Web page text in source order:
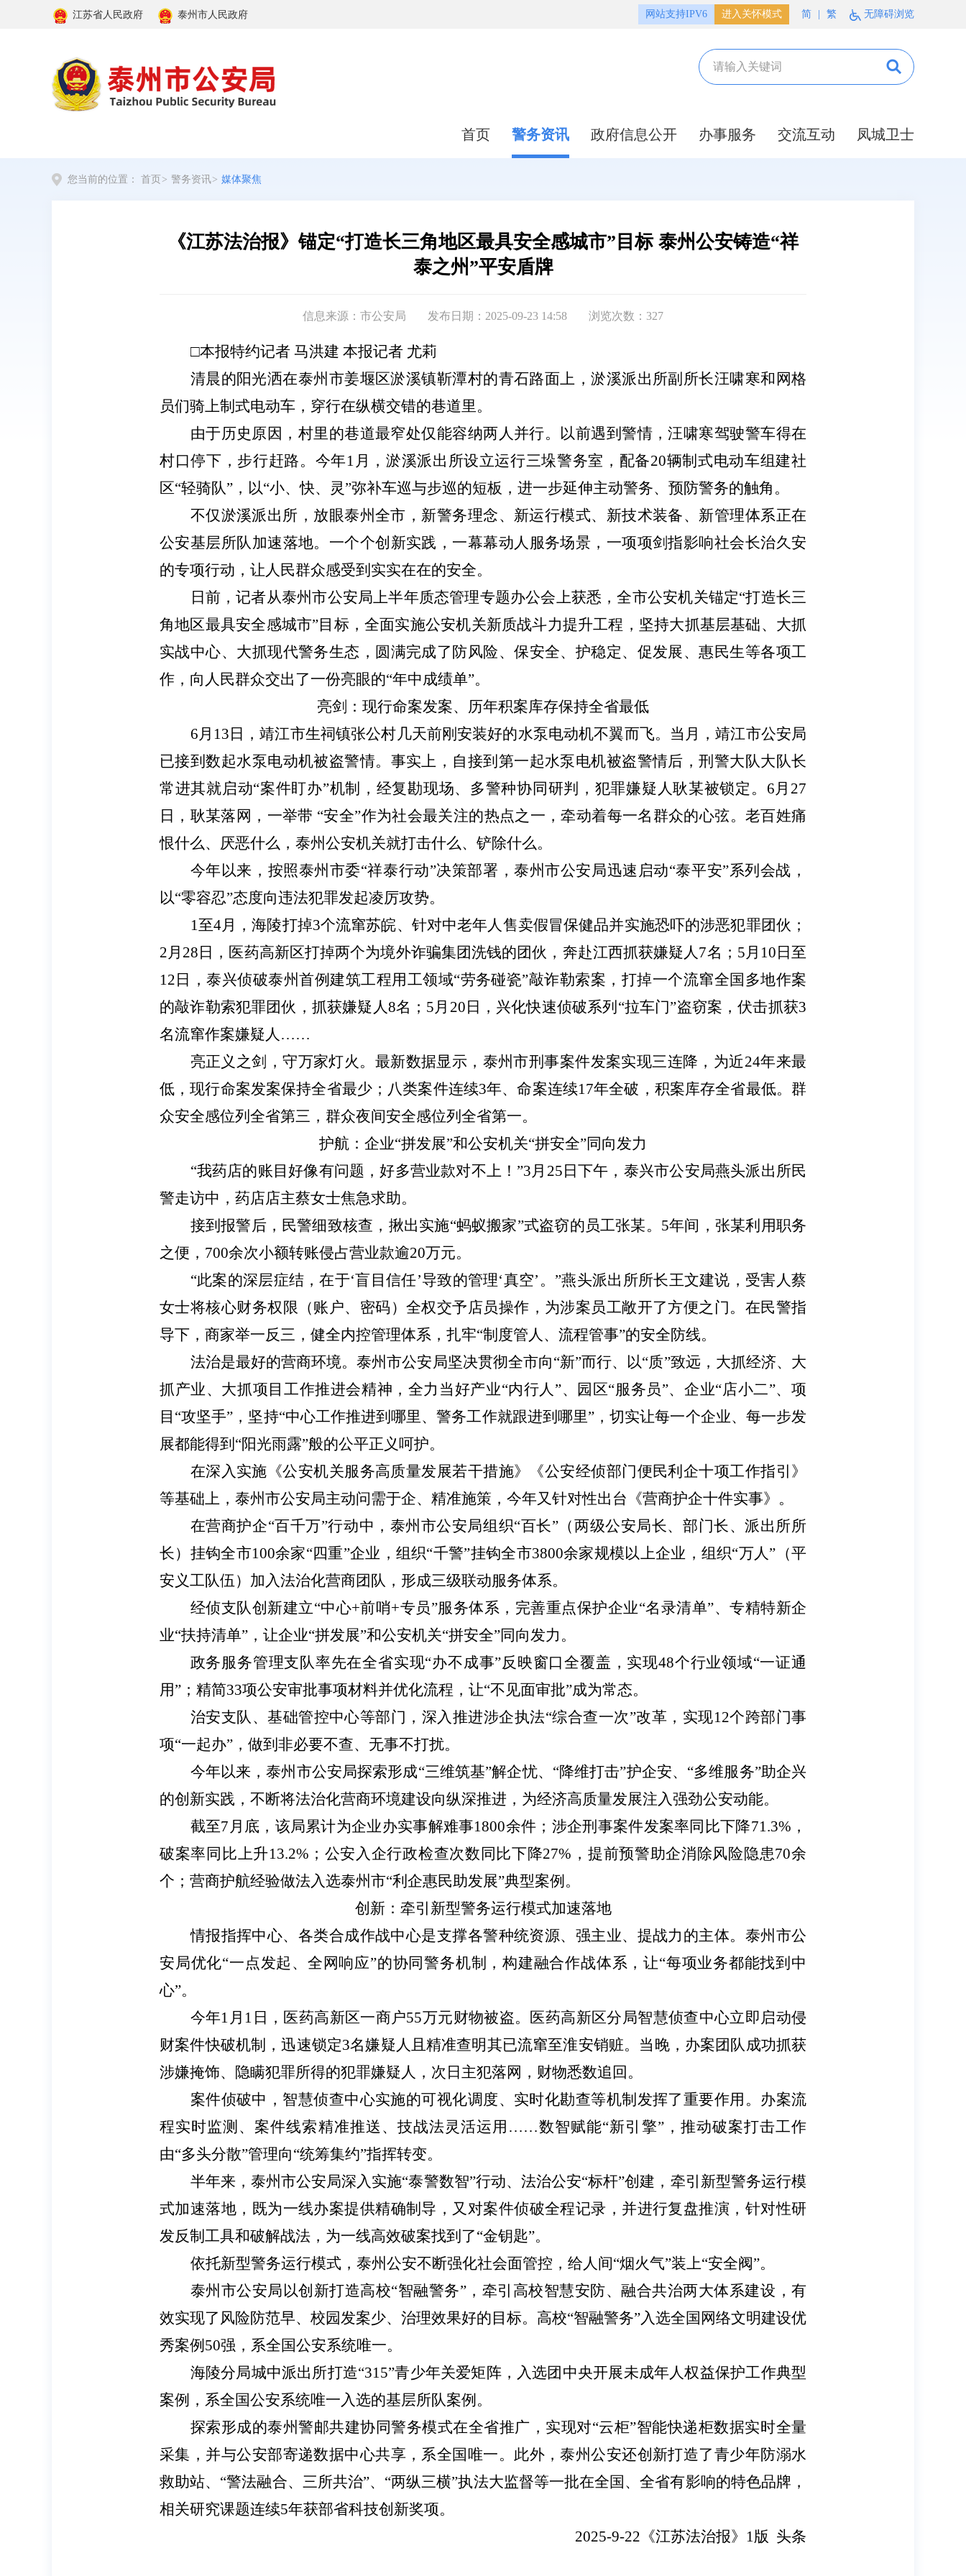
江苏省人民政府 泰州市人民政府 网站支持IPV6 进入关怀模式 简 繁 无障碍浏览
首页 警务资讯 政府信息公开 办事服务 交流互动 凤城卫士
您当前的位置： 首页 > 警务资讯> 媒体聚焦
《江苏法治报》锚定“打造长三角地区最具安全感城市”目标 泰州公安铸造“祥
泰之州”平安盾牌
信息来源：市公安局 发布日期：2025-09-23 14:58 浏览次数： 327
□本报特约记者 马洪建 本报记者 尤莉
清晨的阳光洒在泰州市姜堰区淤溪镇靳潭村的青石路面上，淤溪派出所副所长汪啸寒和网格
员们骑上制式电动车，穿行在纵横交错的巷道里。
由于历史原因，村里的巷道最窄处仅能容纳两人并行。以前遇到警情，汪啸寒驾驶警车得在
村口停下，步行赶路。今年1月，淤溪派出所设立运行三垛警务室，配备20辆制式电动车组建社
区“轻骑队”，以“小、快、灵”弥补车巡与步巡的短板，进一步延伸主动警务、预防警务的触角。
不仅淤溪派出所，放眼泰州全市，新警务理念、新运行模式、新技术装备、新管理体系正在
公安基层所队加速落地。一个个创新实践，一幕幕动人服务场景，一项项剑指影响社会长治久安
的专项行动，让人民群众感受到实实在在的安全。
日前，记者从泰州市公安局上半年质态管理专题办公会上获悉，全市公安机关锚定“打造长三
角地区最具安全感城市”目标，全面实施公安机关新质战斗力提升工程，坚持大抓基层基础、大抓
实战中心、大抓现代警务生态，圆满完成了防风险、保安全、护稳定、促发展、惠民生等各项工
作，向人民群众交出了一份亮眼的“年中成绩单”。
亮剑：现行命案发案、历年积案库存保持全省最低
6月13日，靖江市生祠镇张公村几天前刚安装好的水泵电动机不翼而飞。当月，靖江市公安局
已接到数起水泵电动机被盗警情。事实上，自接到第一起水泵电机被盗警情后，刑警大队大队长
常进其就启动“案件盯办”机制，经复勘现场、多警种协同研判，犯罪嫌疑人耿某被锁定。6月27
日，耿某落网，一举带 “安全”作为社会最关注的热点之一，牵动着每一名群众的心弦。老百姓痛
恨什么、厌恶什么，泰州公安机关就打击什么、铲除什么。
今年以来，按照泰州市委“祥泰行动”决策部署，泰州市公安局迅速启动“泰平安”系列会战，
以“零容忍”态度向违法犯罪发起凌厉攻势。
1至4月，海陵打掉3个流窜苏皖、针对中老年人售卖假冒保健品并实施恐吓的涉恶犯罪团伙；
2月28日，医药高新区打掉两个为境外诈骗集团洗钱的团伙，奔赴江西抓获嫌疑人7名；5月10日至
12日，泰兴侦破泰州首例建筑工程用工领域“劳务碰瓷”敲诈勒索案，打掉一个流窜全国多地作案
的敲诈勒索犯罪团伙，抓获嫌疑人8名；5月20日，兴化快速侦破系列“拉车门”盗窃案，伏击抓获3
名流窜作案嫌疑人……
亮正义之剑，守万家灯火。最新数据显示，泰州市刑事案件发案实现三连降，为近24年来最
低，现行命案发案保持全省最少；八类案件连续3年、命案连续17年全破，积案库存全省最低。群
众安全感位列全省第三，群众夜间安全感位列全省第一。
护航：企业“拼发展”和公安机关“拼安全”同向发力
“我药店的账目好像有问题，好多营业款对不上！”3月25日下午，泰兴市公安局燕头派出所民
警走访中，药店店主蔡女士焦急求助。
接到报警后，民警细致核查，揪出实施“蚂蚁搬家”式盗窃的员工张某。5年间，张某利用职务
之便，700余次小额转账侵占营业款逾20万元。
“此案的深层症结，在于‘盲目信任’导致的管理‘真空’。”燕头派出所所长王文建说，受害人蔡
女士将核心财务权限（账户、密码）全权交予店员操作，为涉案员工敞开了方便之门。在民警指
导下，商家举一反三，健全内控管理体系，扎牢“制度管人、流程管事”的安全防线。
法治是最好的营商环境。泰州市公安局坚决贯彻全市向“新”而行、以“质”致远，大抓经济、大
抓产业、大抓项目工作推进会精神，全力当好产业“内行人”、园区“服务员”、企业“店小二”、项
目“攻坚手”，坚持“中心工作推进到哪里、警务工作就跟进到哪里”，切实让每一个企业、每一步发
展都能得到“阳光雨露”般的公平正义呵护。
在深入实施《公安机关服务高质量发展若干措施》《公安经侦部门便民利企十项工作指引》
等基础上，泰州市公安局主动问需于企、精准施策，今年又针对性出台《营商护企十件实事》。
在营商护企“百千万”行动中，泰州市公安局组织“百长”（两级公安局长、部门长、派出所所
长）挂钩全市100余家“四重”企业，组织“千警”挂钩全市3800余家规模以上企业，组织“万人”（平
安义工队伍）加入法治化营商团队，形成三级联动服务体系。
经侦支队创新建立“中心+前哨+专员”服务体系，完善重点保护企业“名录清单”、专精特新企
业“扶持清单”，让企业“拼发展”和公安机关“拼安全”同向发力。
政务服务管理支队率先在全省实现“办不成事”反映窗口全覆盖，实现48个行业领域“一证通
用”；精简33项公安审批事项材料并优化流程，让“不见面审批”成为常态。
治安支队、基础管控中心等部门，深入推进涉企执法“综合查一次”改革，实现12个跨部门事
项“一起办”，做到非必要不查、无事不打扰。
今年以来，泰州市公安局探索形成“三维筑基”解企忧、“降维打击”护企安、“多维服务”助企兴
的创新实践，不断将法治化营商环境建设向纵深推进，为经济高质量发展注入强劲公安动能。
截至7月底，该局累计为企业办实事解难事1800余件；涉企刑事案件发案率同比下降71.3%，
破案率同比上升13.2%；公安入企行政检查次数同比下降27%，提前预警助企消除风险隐患70余
个；营商护航经验做法入选泰州市“利企惠民助发展”典型案例。
创新：牵引新型警务运行模式加速落地
情报指挥中心、各类合成作战中心是支撑各警种统资源、强主业、提战力的主体。泰州市公
安局优化“一点发起、全网响应”的协同警务机制，构建融合作战体系，让“每项业务都能找到中
心”。
今年1月1日，医药高新区一商户55万元财物被盗。医药高新区分局智慧侦查中心立即启动侵
财案件快破机制，迅速锁定3名嫌疑人且精准查明其已流窜至淮安销赃。当晚，办案团队成功抓获
涉嫌掩饰、隐瞒犯罪所得的犯罪嫌疑人，次日主犯落网，财物悉数追回。
案件侦破中，智慧侦查中心实施的可视化调度、实时化勘查等机制发挥了重要作用。办案流
程实时监测、案件线索精准推送、技战法灵活运用 ……数智赋能“新引擎”，推动破案打击工作
由“多头分散”管理向“统筹集约”指挥转变。
半年来，泰州市公安局深入实施“泰警数智”行动、法治公安“标杆”创建，牵引新型警务运行模
式加速落地，既为一线办案提供精确制导，又对案件侦破全程记录，并进行复盘推演，针对性研
发反制工具和破解战法，为一线高效破案找到了“金钥匙”。
依托新型警务运行模式，泰州公安不断强化社会面管控，给人间“烟火气”装上“安全阀”。
泰州市公安局以创新打造高校“智融警务”，牵引高校智慧安防、融合共治两大体系建设，有
效实现了风险防范早、校园发案少、治理效果好的目标。高校“智融警务”入选全国网络文明建设优
秀案例50强，系全国公安系统唯一。
海陵分局城中派出所打造“315”青少年关爱矩阵，入选团中央开展未成年人权益保护工作典型
案例，系全国公安系统唯一入选的基层所队案例。
探索形成的泰州警邮共建协同警务模式在全省推广，实现对“云柜”智能快递柜数据实时全量
采集，并与公安部寄递数据中心共享，系全国唯一。此外，泰州公安还创新打造了青少年防溺水
救助站、“警法融合、三所共治”、“两纵三横”执法大监督等一批在全国、全省有影响的特色品牌，
相关研究课题连续5年获部省科技创新奖项。
2025-9-22《江苏法治报》1版 头条